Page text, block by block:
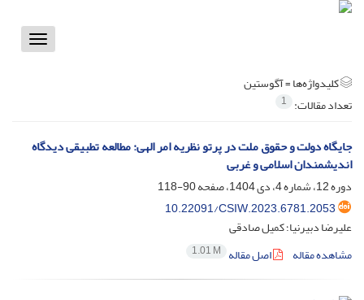
Toggle
کلیدواژه‌ها =آگوستین
تعداد مقالات: 1
جایگاه دولت و حقوق ملت در پرتو نظریه امر الهی: مطالعه تطبیقی دیدگاه
اندیشمندان اسلامی و غربی
دوره 12، شماره 4، دی 1404، صفحه
90-118
10.22091/CSIW.2023.6781.2053
علیرضا دبیرنیا؛ کمیل صادقی
مشاهده مقاله
اصل مقاله 1.01 M